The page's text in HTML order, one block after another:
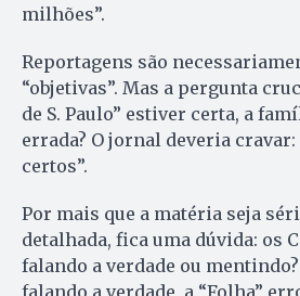
milhões”.
Reportagens são
“objetivas”. Mas a pergunta
de S. Paulo” estiver certa, a
errada? O jornal deveria cravar:
certos”.
Por mais que a matéria seja
detalhada, fica uma dúvida: os
falando a verdade ou
falando a verdade, a “Folha”